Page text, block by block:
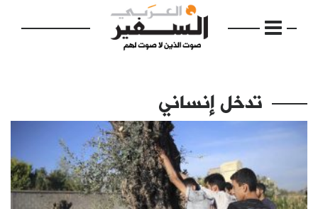
مواضيع
تدخل إنساني